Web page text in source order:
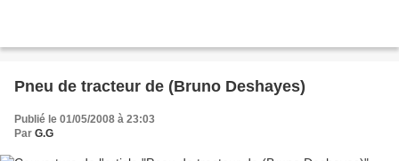
Pneu de tracteur de (Bruno Deshayes)
Publié le 01/05/2008 à 23:03
Par G.G